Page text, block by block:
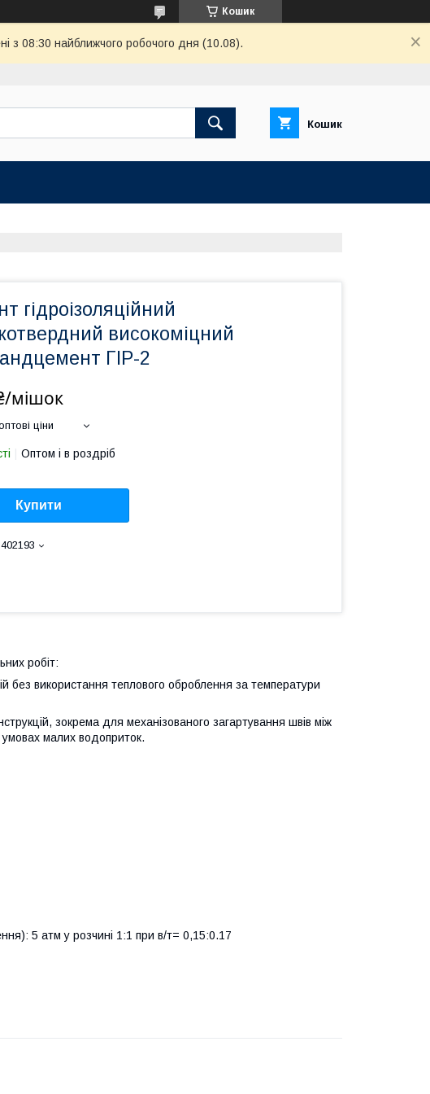
Кошик
з 08:30 найближчого робочого дня (10.08).
Кошик
гідроізоляційний
високоміцний
ГІР-2
мішок
ціни
Оптом і в роздріб
Купити
робіт:
без використання теплового оброблення за температури
зокрема для механізованого загартування швів між
малих водоприток.
5 атм у розчині 1:1 при в/т= 0,15:0.17